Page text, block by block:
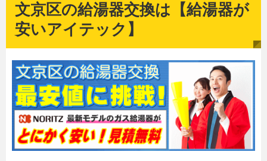
文京区の給湯器交換は【給湯器が
安いアイテック】